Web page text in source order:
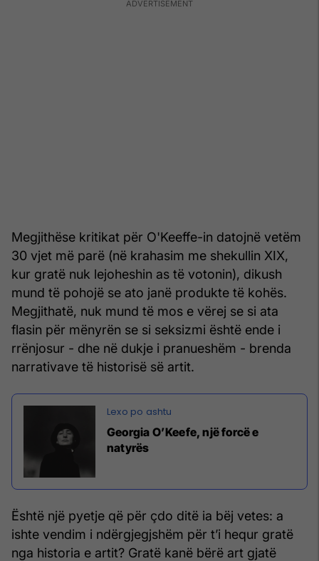
Megjithëse kritikat për O'Keeffe-in datojnë vetëm
30 vjet më parë (në krahasim me shekullin XIX,
kur gratë nuk lejoheshin as të votonin), dikush
mund të pohojë se ato janë produkte të kohës.
Megjithatë, nuk mund të mos e vërej se si ata
flasin për mënyrën se si seksizmi është ende i
rrënjosur - dhe në dukje i pranueshëm - brenda
narrativave të historisë së artit.
Georgia O’Keefe, një forcë e
natyrës
Është një pyetje që për çdo ditë ia bëj vetes: a
ishte vendim i ndërgjegjshëm për t’i hequr gratë
nga historia e artit? Gratë kanë bërë art gjatë